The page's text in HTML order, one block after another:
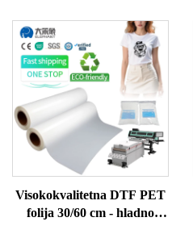
Visokokvalitetna DTF PET
folija 30/60 cm - hladno